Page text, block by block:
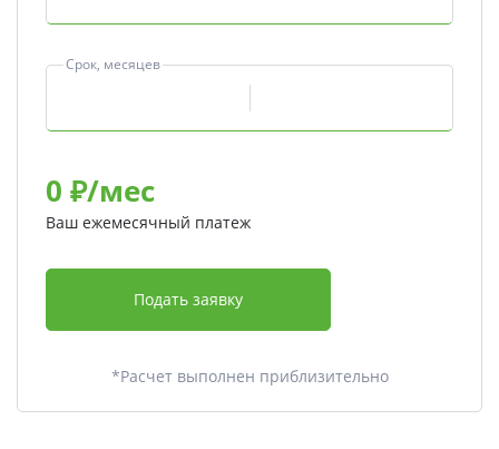
Срок, месяцев
0 ₽/мес
Ваш ежемесячный платеж
Подать заявку
*Расчет выполнен приблизительно